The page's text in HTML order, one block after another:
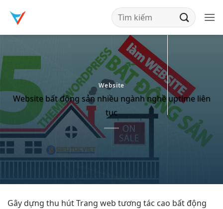
qua
nội
Website
Website bất động sản nhiều ngành nghề uptime liên
tục
Gây dựng thu hútTrang web tương tác cao bất động